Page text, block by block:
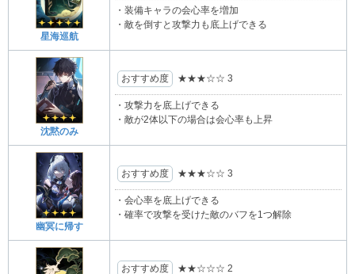
星海巡航
・装備キャラの会心率を増加
・敵を倒すと攻撃力も底上げできる
沈黙のみ
おすすめ度 ★★★☆☆ 3
・攻撃力を底上げできる
・敵が2体以下の場合は会心率も上昇
幽冥に帰す
おすすめ度 ★★★☆☆ 3
・会心率を底上げできる
・確率で攻撃を受けた敵のバフを1つ解除
おすすめ度 ★★☆☆☆ 2